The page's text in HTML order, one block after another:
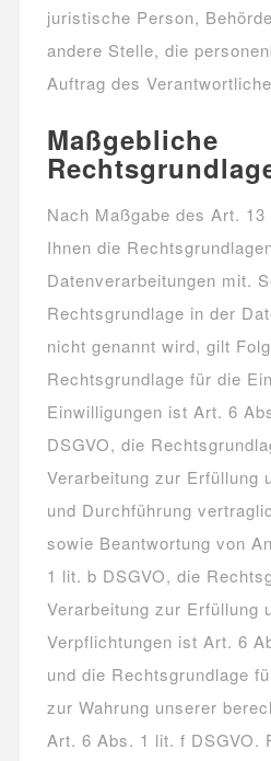
juristische Person,
andere Stelle, die
Auftrag des
Maßgebliche
Nach Maßgabe des Art.
Ihnen die
Datenverarbeitungen mit.
Rechtsgrundlage in der
nicht genannt wird, gilt
Rechtsgrundlage für die
Einwilligungen ist Art. 6
DSGVO, die
Verarbeitung zur Erfüllung
und Durchführung
sowie Beantwortung von
1 lit. b DSGVO, die
Verarbeitung zur Erfüllung
Verpflichtungen ist Art. 6
und die Rechtsgrundlage
zur Wahrung unserer
Art. 6 Abs. 1 lit. f DSGVO.